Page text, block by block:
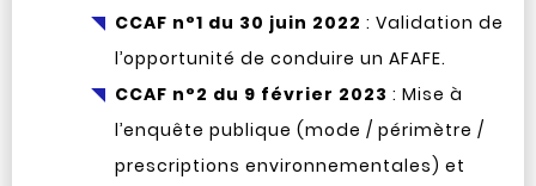
CCAF n°1 du 30 juin 2022 : Validation de
l’opportunité de conduire un AFAFE.
CCAF n°2 du 9 février 2023 : Mise à
l’enquête publique (mode / périmètre /
prescriptions environnementales) et